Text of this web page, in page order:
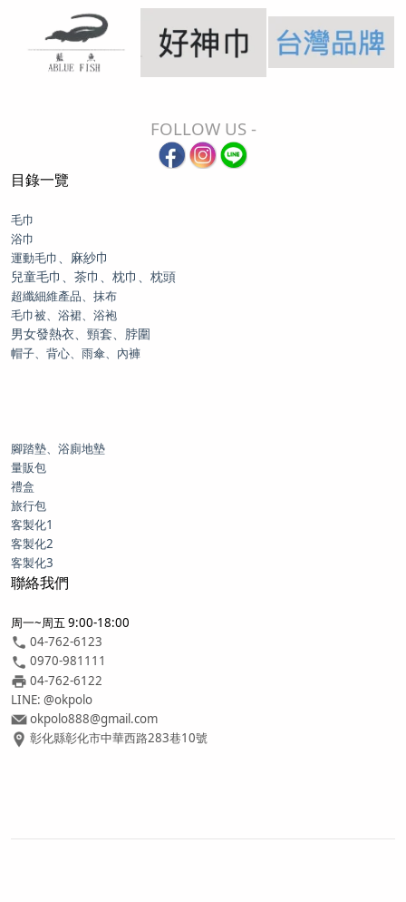
FOLLOW US -
目錄一覽
毛巾
浴巾
運動毛巾
、麻紗巾
兒童毛巾、茶巾、枕巾、枕頭
超纖細維產品、抹布
毛巾被、浴裙、浴袍
男女發熱衣、頸套、脖圍
帽子、背心、雨傘、內褲
腳踏墊、浴廁地墊
量販包
禮盒
旅行包
客製化1
客製化2
客製化3
聯絡我們
周一~周五 9:00-18:00
04-762-6123
0970-981111
04-762-6122
LINE: @okpolo
okpolo888@gmail.com
彰化縣彰化市中華西路283巷10號